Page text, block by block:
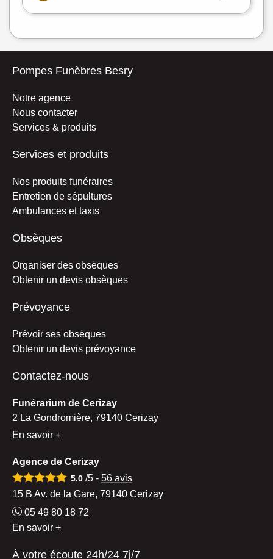
Pompes Funèbres Besry
Notre agence
Nous contacter
Services & produits
Services et produits
Nos produits funéraires
Entretien de sépultures
Ambulances et taxis
Obsèques
Organiser des obsèques
Obtenir un devis obsèques
Prévoyance
Prévoir ses obsèques
Obtenir un devis prévoyance
Contactez-nous
Funérarium de Cerizay
2 La Gondromière, 79140 Cerizay
En savoir +
Agence de Cerizay
5.0 /5 - 56 avis
15 B Av. de la Gare, 79140 Cerizay
05 49 80 18 72
En savoir +
À votre écoute 24h/24 7j/7